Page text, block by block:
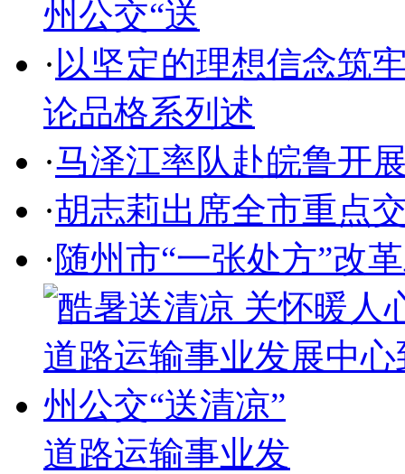
州公交“送
·以坚定的理想信念筑
论品格系列述
·马泽江率队赴皖鲁开
·胡志莉出席全市重点
·随州市“一张处方”改
道路运输事业发